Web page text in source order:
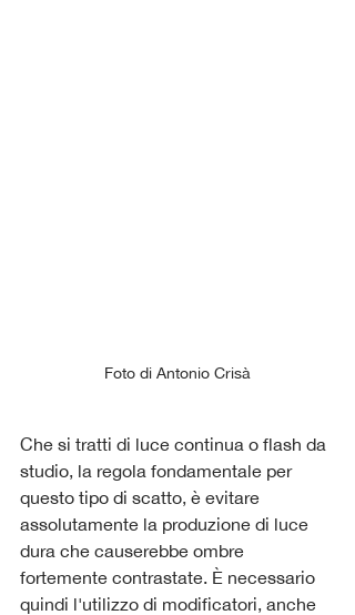
Foto di Antonio Crisà
Che si tratti di luce continua o flash da
studio, la regola fondamentale per
questo tipo di scatto, è evitare
assolutamente la produzione di luce
dura che causerebbe ombre
fortemente contrastate. È necessario
quindi l'utilizzo di modificatori, anche